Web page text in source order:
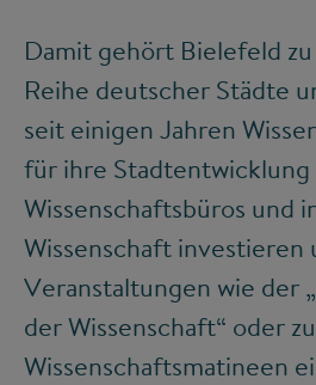
Damit gehört Bielefeld
Reihe deutscher Städte
seit einigen Jahren
für ihre Stadtentwicklung
Wissenschaftsbüros und
Wissenschaft investieren
Veranstaltungen wie der
der Wissenschaft“ oder zu
Wissenschaftsmatineen